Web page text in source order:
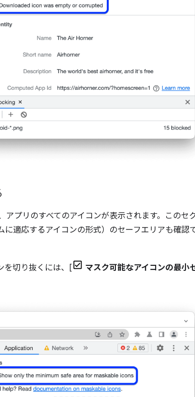
アプリのすべてのアイコンが表示されます。このセ
に適応するアイコンの形式）のセーフエリアも確認
を切り抜くには、[
マスク可能なアイコンの最小